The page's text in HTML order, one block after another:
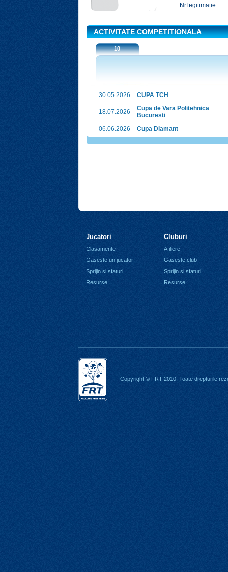
Nr.legitimatie
ACTIVITATE COMPETITIONALA
10
30.05.2026 CUPA TCH
18.07.2026
Cupa de Vara Politehnica
Bucuresti
06.06.2026
Cupa Diamant
Jucatori
Clasamente
Gaseste un jucator
Sprijin si sfaturi
Resurse
Cluburi
Afiliere
Gaseste club
Sprijin si sfaturi
Resurse
Copyright © FRT 2010. Toate drepturile